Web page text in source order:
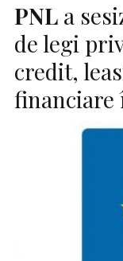
PNL a
de legi
credit,
financiare